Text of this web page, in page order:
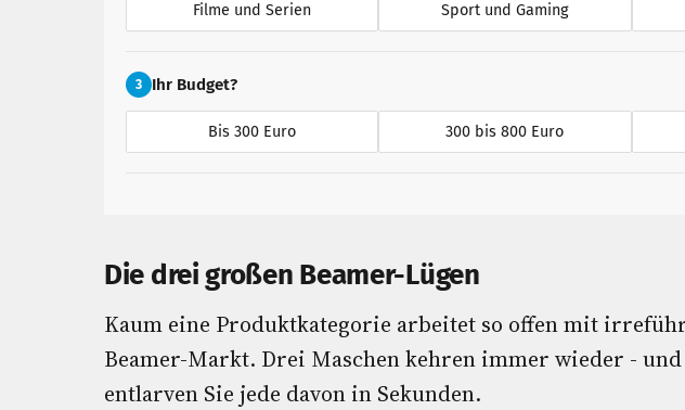
Filme und Serien Sport und Gaming
3 Ihr Budget?
Bis 300 Euro 300 bis 800 Euro
Die drei großen Beamer-Lügen
Kaum eine Produktkategorie arbeitet so offen mit
Beamer-Markt. Drei Maschen kehren immer wieder -
entlarven Sie jede davon in Sekunden.